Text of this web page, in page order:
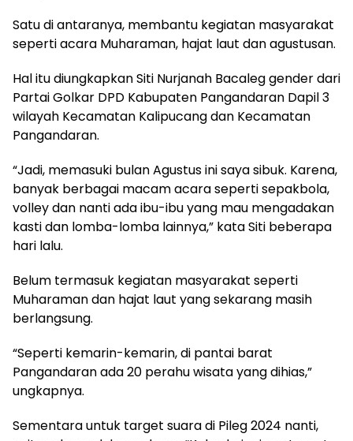
Satu di antaranya, membantu kegiatan masyarakat
seperti acara Muharaman, hajat laut dan agustusan.
Hal itu diungkapkan Siti Nurjanah Bacaleg gender dari
Partai Golkar DPD Kabupaten Pangandaran Dapil 3
wilayah Kecamatan Kalipucang dan Kecamatan
Pangandaran.
“Jadi, memasuki bulan Agustus ini saya sibuk. Karena,
banyak berbagai macam acara seperti sepakbola,
volley dan nanti ada ibu-ibu yang mau mengadakan
kasti dan lomba-lomba lainnya,” kata Siti beberapa
hari lalu.
Belum termasuk kegiatan masyarakat seperti
Muharaman dan hajat laut yang sekarang masih
berlangsung.
“Seperti kemarin-kemarin, di pantai barat
Pangandaran ada 20 perahu wisata yang dihias,”
ungkapnya.
Sementara untuk target suara di Pileg 2024 nanti,